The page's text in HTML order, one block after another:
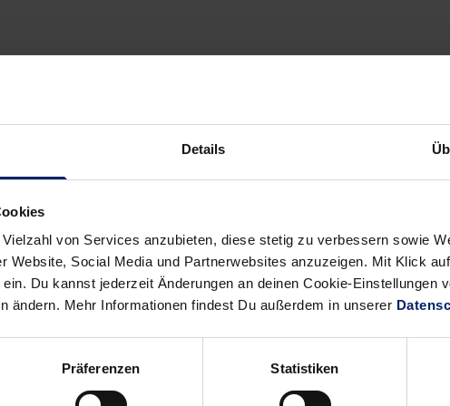
Details
von Services anzubieten, diese stetig zu verbessern sowie
Website, Social Media und Partnerwebsites anzuzeigen. Mit Klick
Du kannst jederzeit Änderungen an deinen Cookie-Einstellungen
ändern. Mehr Informationen findest Du außerdem in unserer
Präferenzen Statistiken
EM-Fahrer
Palicka
Für
Ehrung als
mit 19
Schluss die
Rakete im
trockenen
die Frage, ob
„Da haben wir doch das letzte Spiel verloren.“ Sprach es und stiefelte